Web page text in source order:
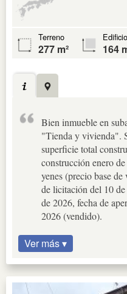
Terreno
277 m²
Edificio
164
Bien inmueble en
"Tienda y vivienda".
superficie total
construcción enero
yenes (precio base
de licitación del 10
de 2026, fecha de
2026 (vendido).
Ver más ▾